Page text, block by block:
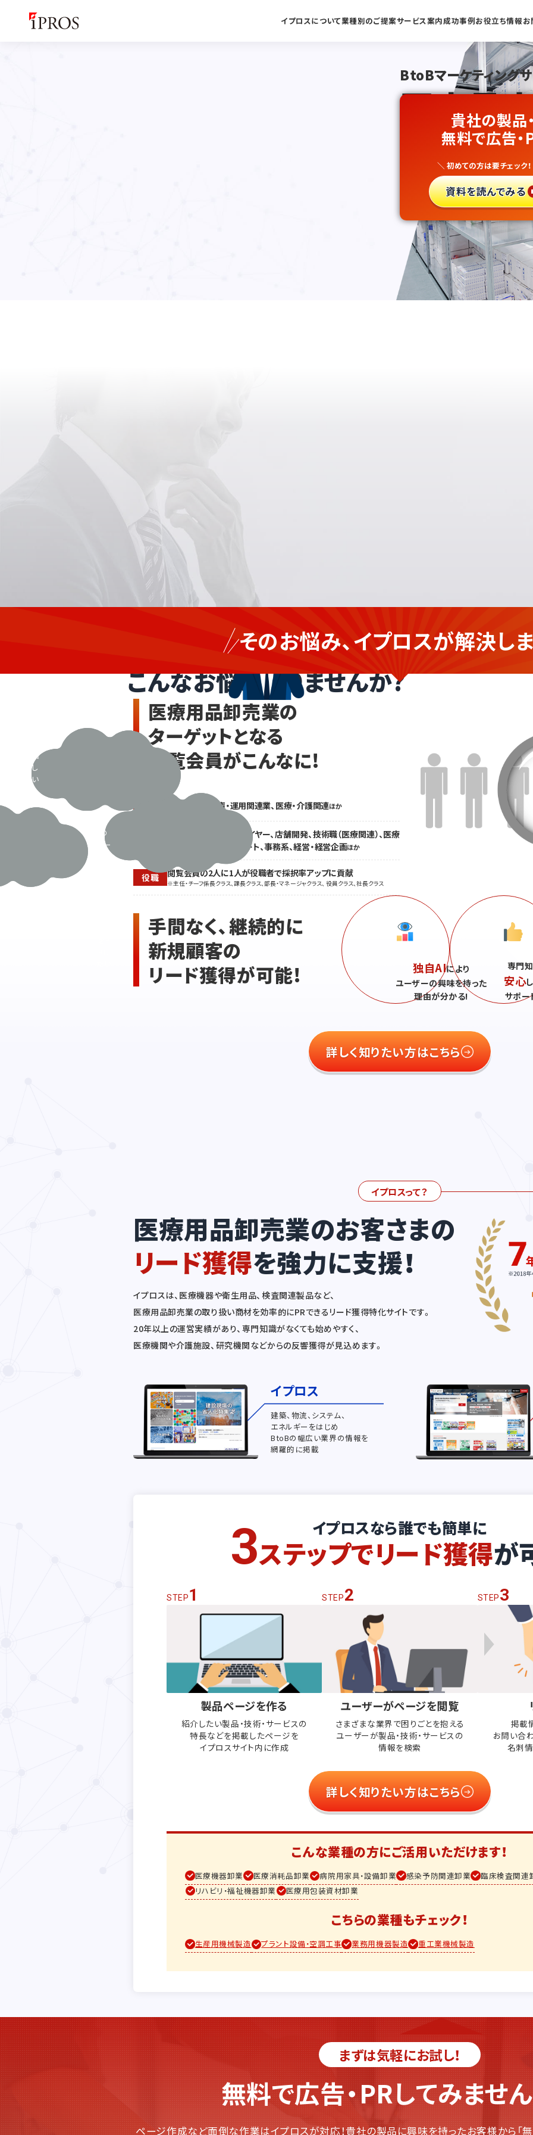
イプロスについて業種別のご提案サービス案内成功事例お役立ち情報
BtoBマーケティング
国内最
医療用
リード獲
貴社の製品
無料で広告・
＼ 初めての方は要チェック
資料を読んでみる
医療用品卸売業の企業さま
こんなお悩みありませんか?
業、
な
の
ター
営業
開拓
もし
たい
が
業務
そのお悩み、イプロスが解決し
医療用品卸売業の
ターゲットとなる
閲覧会員がこんなに!
商社・小売、倉庫・運用関連業、医療・介護関連ほか
営業・販売系、営業、バイヤー、店舗開発、技術職（医療関連）、医療
機器の販売・技術サポート、事務系、経営・経営企画ほか
役職 閲覧会員の2人に1人が役職者で採択率アップに貢献
※主任・チーフ係長クラス、課長クラス、部長・マネージャクラス、 役員クラス、社長クラス
手間なく、継続的に
新規顧客の
リード獲得が可能!
独自AIにより
ユーザーの興味を持った
理由が分かる!
専門
安心
サポー
詳しく知りたい方はこちら
イプロスって？
医療用品卸売業のお客さまの
リード獲得を強力に支援！
イプロスは、医療機器や衛生用品、検査関連製品など、
医療用品卸売業の取り扱い商材を効率的にPRできるリード獲得特化サイトです。
20年以上の運営実績があり、専門知識がなくても始めやすく、
医療機関や介護施設、研究機関などからの反響獲得が見込めます。
イプロス
建築、物流、システム、
エネルギーをはじめ
BtoBの幅広い業界の情報を
網羅的に掲載
イプロスなら誰でも簡単に
3ステップでリード獲得が
STEP1
製品ページを作る
紹介したい製品・技術・サービスの
特長などを掲載したページを
イプロスサイト内に作成
STEP2
ユーザーがページを閲覧
さまざまな業界で困りごとを抱える
ユーザーが製品・技術・サービスの
情報を検索
STEP3
掲載
お問い合
名刺情
詳しく知りたい方はこちら
こんな業種の方にご活用いただけます！
医療機器卸業 医療消耗品卸業 病院用家具・設備卸業 感染予防関連卸業
臨床検査関連
リハビリ・福祉機器卸業
医療用包装資材卸業
こちらの業種もチェック！
生産用機械製造 プラント設備・空調工事 業務用機器製造 重工業機械製造
まずは気軽にお試し！
無料で広告・PRしてみませ
ページ作成など面倒な作業はイプロスが対応！貴社の製品に興味を持ったお客様から「無